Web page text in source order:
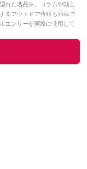
れた名品を、コラムや動画
るアウトドア情報も満載で
エンサーが実際に使用して